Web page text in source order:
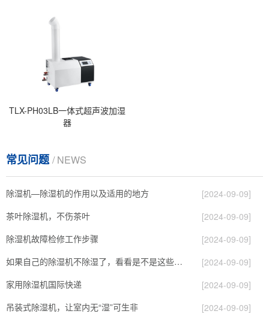
TLX-PH03LB一体式超声波加湿
器
常见问题/ NEWS
除湿机—除湿机的作用以及适用的地方
[2024-09-09]
茶叶除湿机，不伤茶叶
[2024-09-09]
除湿机故障检修工作步骤
[2024-09-09]
如果自己的除湿机不除湿了，看看是不是这些原因导致的！
[2024-09-09]
家用除湿机国际快递
[2024-09-09]
吊装式除湿机，让室内无“湿”可生非
[2024-09-09]